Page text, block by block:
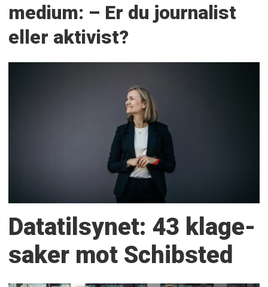
medium: – Er du journalist
eller aktivist?
Datatilsynet: 43 klage­
saker mot Schibsted